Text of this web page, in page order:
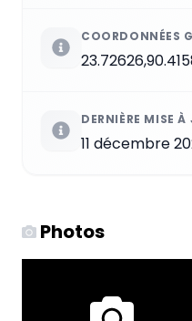
COORDONNÉES
DERNIÈRE MISE À
11 décembre
Photos